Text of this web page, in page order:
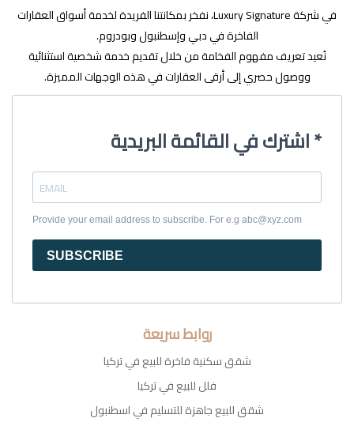
في شركة Luxury Signature، نفخر بمكانتنا الفريدة لخدمة أسواق العقارات
الفاخرة في دبي وإسطنبول وبودروم.
نُعيد تعريف مفهوم الفخامة من خلال تقديم خدمة شخصية استثنائية
ووصول حصري إلى أرقى العقارات في هذه الوجهات المميزة.
اشترك في القائمة البريدية *
Provide your email address to subscribe. For e.g abc@xyz.com
SUBSCRIBE
روابط سريعة
شقق سكنية فاخرة للبيع في تركيا
فلل للبيع في تركيا
شقق للبيع جاهزة للتسليم في اسطنبول